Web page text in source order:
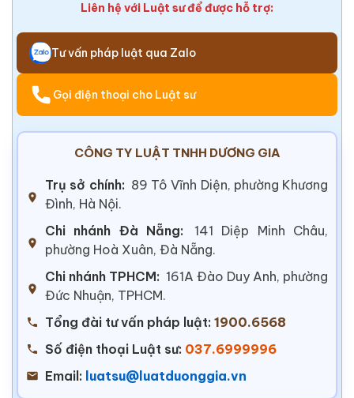
Liên hệ với Luật sư để được hỗ trợ:
Tư vấn pháp luật qua Zalo
Gọi điện thoại cho Luật sư
CÔNG TY LUẬT TNHH DƯƠNG GIA
Trụ sở chính: 89 Tô Vĩnh Diện, phường Khương
Đình, Hà Nội.
Chi nhánh Đà Nẵng:
141 Diệp Minh Châu,
phường Hoà Xuân, Đà Nẵng.
Chi nhánh TPHCM: 161A Đào Duy Anh, phường
Đức Nhuận, TPHCM.
Tổng đài tư vấn pháp luật: 1900.6568
Số điện thoại Luật sư: 037.6999996
Email: luatsu@luatduonggia.vn